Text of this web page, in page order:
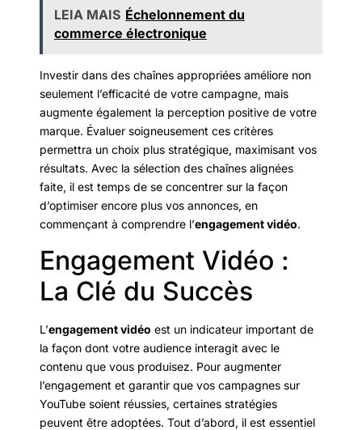
LEIA MAIS Échelonnement du
commerce électronique
Investir dans des chaînes appropriées améliore non
seulement l’efficacité de votre campagne, mais
augmente également la perception positive de votre
marque. Évaluer soigneusement ces critères
permettra un choix plus stratégique, maximisant vos
résultats. Avec la sélection des chaînes alignées
faite, il est temps de se concentrer sur la façon
d’optimiser encore plus vos annonces, en
commençant à comprendre l’engagement vidéo.
Engagement Vidéo :
La Clé du Succès
L’engagement vidéo est un indicateur important de
la façon dont votre audience interagit avec le
contenu que vous produisez. Pour augmenter
l’engagement et garantir que vos campagnes sur
YouTube soient réussies, certaines stratégies
peuvent être adoptées. Tout d’abord, il est essentiel